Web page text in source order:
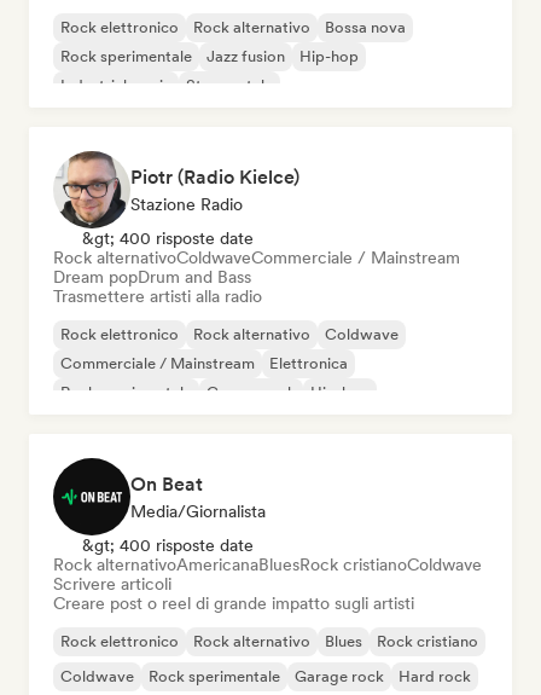
Rock elettronico Rock alternativo
Bossa nova
Rock sperimentale
Jazz fusion
Hip-hop
Industrial music
Strumentale
Piotr (Radio Kielce)
Stazione Radio
&gt; 400 risposte date
Rock alternativoColdwaveCommerciale / Mainstream
Dream popDrum and Bass
Trasmettere artisti alla radio
Rock elettronico Rock alternativo
Coldwave
Commerciale / Mainstream
Elettronica
Rock sperimentale
Garage rock Hip-hop
On Beat
Media/Giornalista
&gt; 400 risposte date
Rock alternativoAmericanaBluesRock cristianoColdwave
Scrivere articoli
Creare post o reel di grande impatto sugli artisti
Rock elettronico Rock alternativo Blues
Rock cristiano
Coldwave
Rock sperimentale Garage rock Hard rock